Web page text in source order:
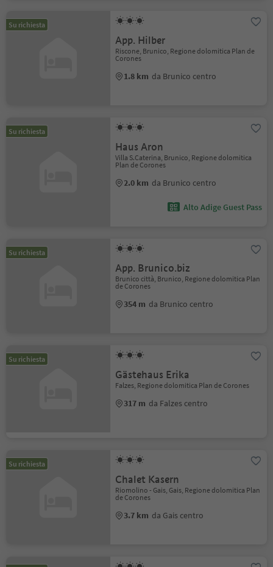
Su richiesta
App. Hilber
Riscone, Brunico, Regione dolomitica Plan de
Corones
1.8 km da Brunico centro
Su richiesta
Haus Aron
Villa S.Caterina, Brunico, Regione dolomitica
Plan de Corones
2.0 km da Brunico centro
Alto Adige Guest Pass
Su richiesta
App. Brunico.biz
Brunico città, Brunico, Regione dolomitica Plan
de Corones
354 m da Brunico centro
Su richiesta
Gästehaus Erika
Falzes, Regione dolomitica Plan de Corones
317 m da Falzes centro
Su richiesta
Chalet Kasern
Riomolino - Gais, Gais, Regione dolomitica Plan
de Corones
3.7 km da Gais centro